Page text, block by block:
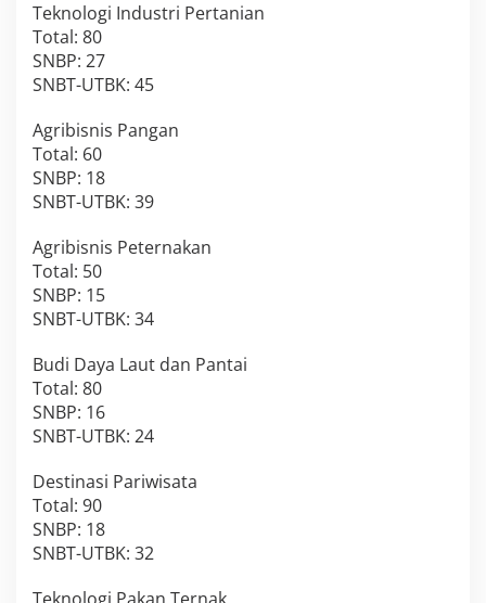
Teknologi Industri Pertanian
Total: 80
SNBP: 27
SNBT-UTBK: 45
Agribisnis Pangan
Total: 60
SNBP: 18
SNBT-UTBK: 39
Agribisnis Peternakan
Total: 50
SNBP: 15
SNBT-UTBK: 34
Budi Daya Laut dan Pantai
Total: 80
SNBP: 16
SNBT-UTBK: 24
Destinasi Pariwisata
Total: 90
SNBP: 18
SNBT-UTBK: 32